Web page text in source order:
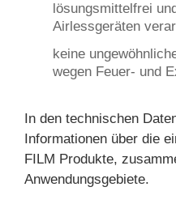
lösungsmittelfrei
Airlessgeräten
keine
wegen Feuer- und
In den technischen
Informationen über die
FILM Produkte,
Anwendungsgebiete.